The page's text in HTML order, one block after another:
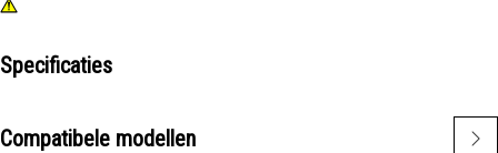
Specificaties
Compatibele modellen